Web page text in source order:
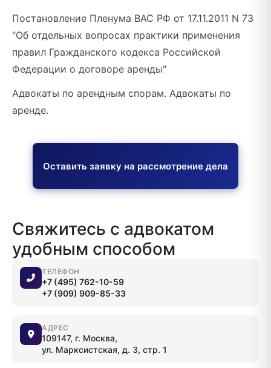
Постановление Пленума ВАС РФ от 17.11.2011 N 73
"Об отдельных вопросах практики применения
правил Гражданского кодекса Российской
Федерации о договоре аренды"
Адвокаты по арендным спорам. Адвокаты по
аренде.
Оставить заявку на рассмотрение дела
Свяжитесь с адвокатом
удобным способом
ТЕЛЕФОН
+7 (495) 762-10-59
+7 (909) 909-85-33
АДРЕС
109147, г. Москва,
ул. Марксистская, д. 3, стр. 1